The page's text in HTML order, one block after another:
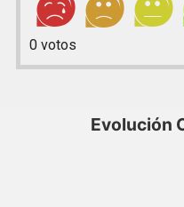
0votos
Evolución